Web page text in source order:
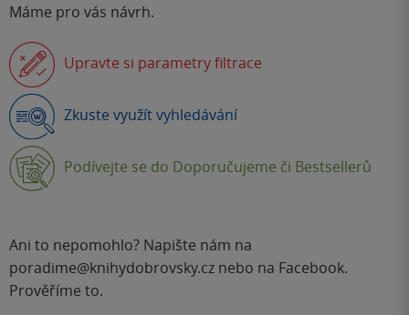
Máme pro vás návrh.
Upravte si parametry filtrace
Zkuste využít vyhledávání
Podívejte se do Doporučujeme či Bestsellerů
Ani to nepomohlo? Napište nám na
poradime@knihydobrovsky.cz nebo na Facebook.
Prověříme to.